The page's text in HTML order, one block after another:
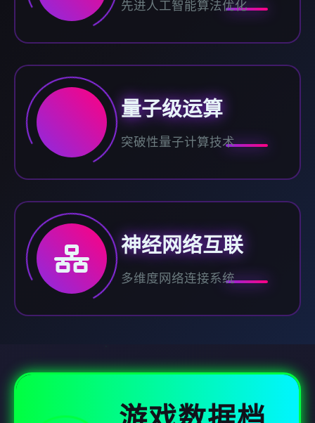
先进人工智能算法优化
量子级运算
突破性量子计算技术
神经网络互联
多维度网络连接系统